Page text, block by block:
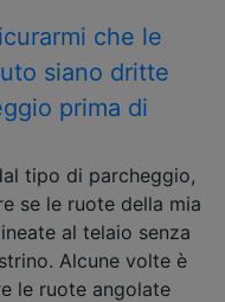
che le
siano dritte
prima di
tipo di parcheggio,
se le ruote della mia
al telaio senza
Alcune volte è
le ruote angolate